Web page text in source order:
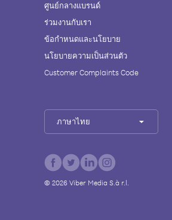
ศูนย์กลางแบรนด์
ร่วมงานกับเรา
ข้อกำหนดและนโยบาย
นโยบายความเป็นส่วนตัว
Customer Complaints Code
ภาษาไทย
© 2026Viber Media S.à r.l.